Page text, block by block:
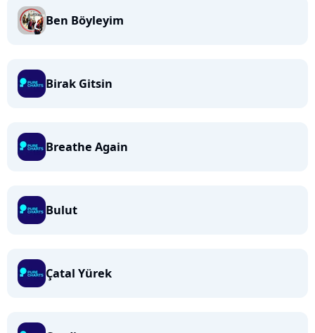
Ben Böyleyim
Birak Gitsin
Breathe Again
Bulut
Çatal Yürek